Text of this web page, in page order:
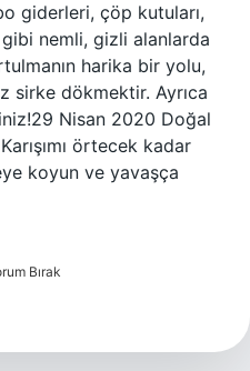
giderleri, çöp kutuları,
nemli, gizli alanlarda
harika bir yolu,
sirke dökmektir. Ayrıca
Nisan 2020 Doğal
örtecek kadar
koyun ve yavaşça
Bırak